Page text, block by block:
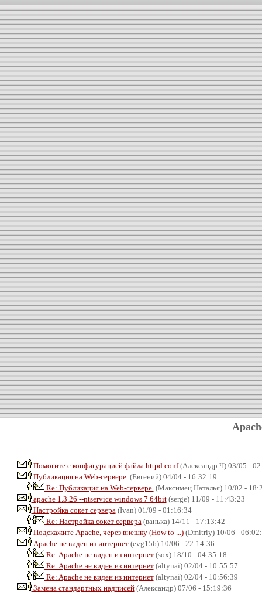
Помогите с конфигурацией файла httpd.conf(Александр Ч) 03/05 -
Публикация на Web-сервере. (Евгений) 04/04 - 16:32:19
Re: Публикация на Web-сервере. (Максимец Наталья) 10/02 -
apache 1.3.26 --ntservice windows 7 64bit(serge) 11/09 - 11:43:23
Настройка сокет сервера (Ivan) 01/09 - 01:16:34
Re: Настройка сокет сервера (ванька) 14/11 - 17:13:42
Подскажите Apache, через внешку (How to ...)(Dmitriy) 10/06 -
Apache не виден из интернет(evg156) 10/06 - 22:14:36
Re: Apache не виден из интернет(sox) 18/10 - 04:35:18
Re: Apache не виден из интернет(altynai) 02/04 - 10:55:57
Re: Apache не виден из интернет(altynai) 02/04 - 10:56:39
Замена стандартных надписей(Александр) 07/06 - 15:19:36